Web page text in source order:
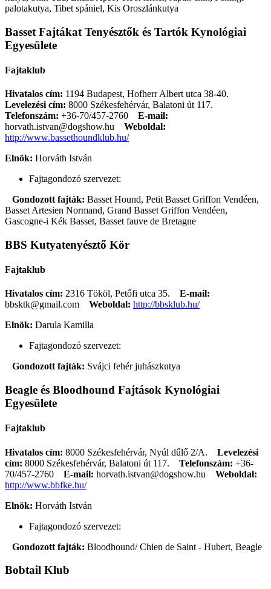
palotakutya, Tibet spániel, Kis Oroszlánkutya
Basset Fajtákat Tenyésztők és Tartók Kynológiai
Egyesülete
Fajtaklub
Hivatalos cím: 1194 Budapest, Hofherr Albert utca 38-40.
Levelezési cím: 8000 Székesfehérvár, Balatoni út 117.
Telefonszám: +36-70/457-2760
E-mail:
horvath.istvan@dogshow.hu
Weboldal:
http://www.bassethoundklub.hu/
Elnök: Horváth István
Fajtagondozó szervezet:
Gondozott fajták: Basset Hound, Petit Basset Griffon Vendéen,
Basset Artesien Normand, Grand Basset Griffon Vendéen,
Gascogne-i Kék Basset, Basset fauve de Bretagne
BBS Kutyatenyésztő Kör
Fajtaklub
Hivatalos cím: 2316 Tököl, Petőfi utca 35. E-mail:
bbsktk@gmail.com
Weboldal: http://bbsklub.hu/
Elnök: Darula Kamilla
Fajtagondozó szervezet:
Gondozott fajták: Svájci fehér juhászkutya
Beagle és Bloodhound Fajtások Kynológiai
Egyesülete
Fajtaklub
Hivatalos cím: 8000 Székesfehérvár, Nyúl dűlő 2/A. Levelezési
cím: 8000 Székesfehérvár, Balatoni út 117. Telefonszám: +36-
70/457-2760
E-mail: horvath.istvan@dogshow.hu
Weboldal:
http://www.bbfke.hu/
Elnök: Horváth István
Fajtagondozó szervezet:
Gondozott fajták: Bloodhound/ Chien de Saint - Hubert, Beagle
Bobtail Klub